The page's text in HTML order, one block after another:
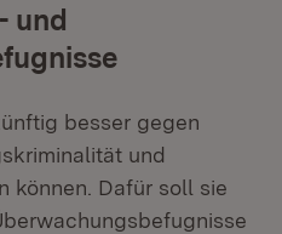
und
besser gegen
und
können. Dafür soll sie